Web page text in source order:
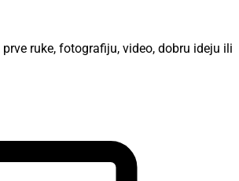
ruke, fotografiju, video, dobru ideju ili